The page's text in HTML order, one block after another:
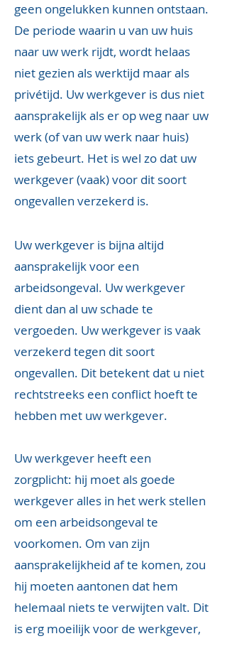
geen ongelukken kunnen ontstaan.
De periode waarin u van uw huis
naar uw werk rijdt, wordt helaas
niet gezien als werktijd maar als
privétijd. Uw werkgever is dus niet
aansprakelijk als er op weg naar uw
werk (of van uw werk naar huis)
iets gebeurt. Het is wel zo dat uw
werkgever (vaak) voor dit soort
ongevallen verzekerd is.
Uw werkgever is bijna altijd
aansprakelijk voor een
arbeidsongeval. Uw werkgever
dient dan al uw schade te
vergoeden. Uw werkgever is vaak
verzekerd tegen dit soort
ongevallen. Dit betekent dat u niet
rechtstreeks een conflict hoeft te
hebben met uw werkgever.
Uw werkgever heeft een
zorgplicht: hij moet als goede
werkgever alles in het werk stellen
om een arbeidsongeval te
voorkomen. Om van zijn
aansprakelijkheid af te komen, zou
hij moeten aantonen dat hem
helemaal niets te verwijten valt. Dit
is erg moeilijk voor de werkgever,